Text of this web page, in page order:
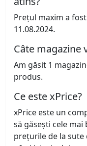
Prețul maxim a
11.08.2024.
Câte magazine
Am găsit 1
produs.
Ce este xPrice?
xPrice este un
să găsești cele
prețurile de la